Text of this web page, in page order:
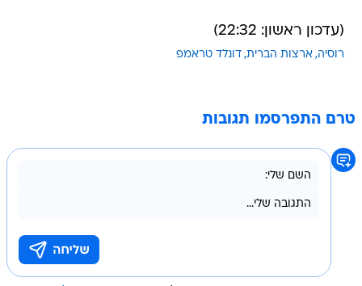
(עדכון ראשון: 22:32)
רוסיה ארצות הברית דונלד טראמפ
טרם התפרסמו תגובות